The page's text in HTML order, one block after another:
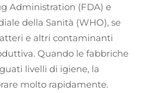
Administration (FDA) e
della Sanità (WHO), se
e altri contaminanti
Quando le fabbriche
livelli di igiene, la
molto rapidamente.